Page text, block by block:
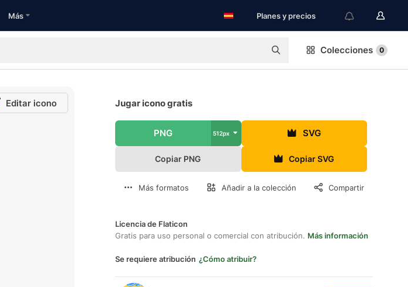
Más Planes y precios
Colecciones 0
Editar icono Jugar icono gratis
PNG 512px SVG
Copiar PNG Copiar SVG
Más formatos Añadir a la colección Compartir
Licencia de Flaticon
Gratis para uso personal o comercial con atribución. Más información
Se requiere atribución ¿Cómo atribuir?